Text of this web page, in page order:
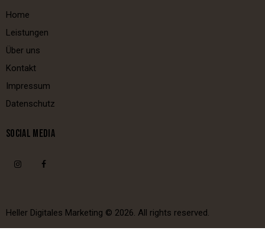
Home
Leistungen
Über uns
Kontakt
Impressum
Datenschutz
SOCIAL MEDIA
Heller Digitales Marketing © 2026. All rights reserved.